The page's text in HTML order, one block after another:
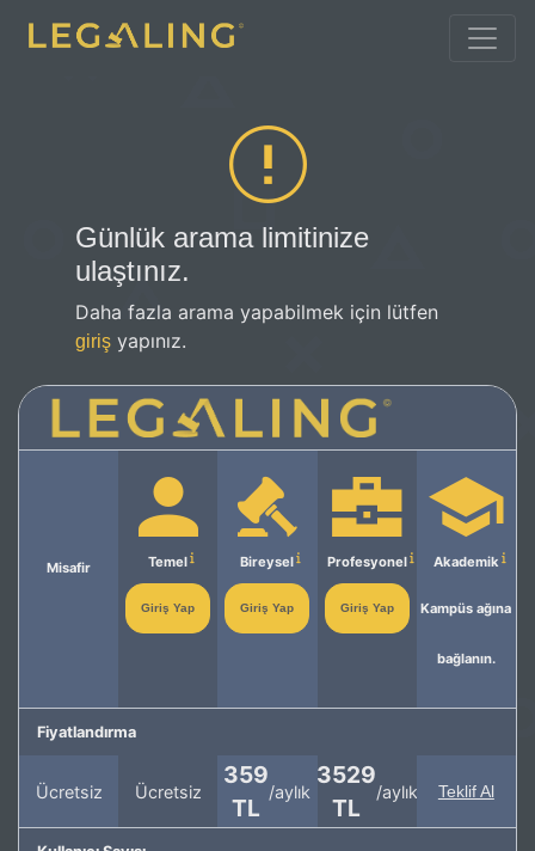
Günlük arama limitinize
ulaştınız.
Daha fazla arama yapabilmek için lütfen
giriş yapınız.
Misafir Temel
Giriş Yap
Bireysel
Giriş Yap
Profesyonel
Giriş Yap
Akademik
Kampüs ağına
bağlanın.
Fiyatlandırma
Ücretsiz Ücretsiz
359
TL
/aylık
3529
TL
/aylık Teklif Al